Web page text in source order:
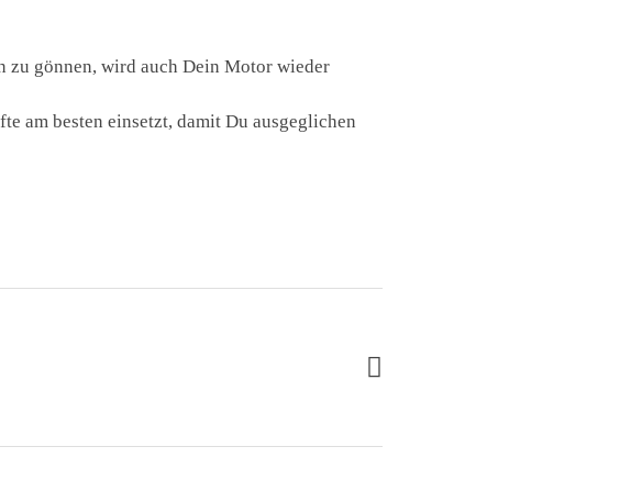
zu gönnen, wird auch Dein Motor wieder
am besten einsetzt, damit Du ausgeglichen